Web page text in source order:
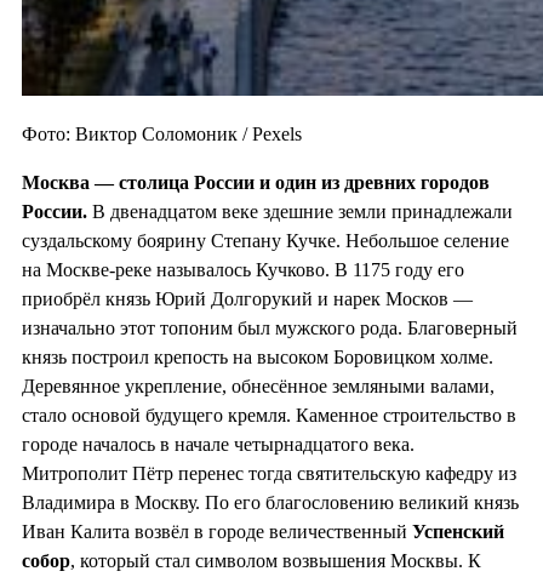
Фото: Виктор Соломоник / Pexels
Москва — столица России и один из древних городов
России. В двенадцатом веке здешние земли принадлежали
суздальскому боярину Степану Кучке. Небольшое селение
на Москве-реке называлось Кучково. В 1175 году его
приобрёл князь Юрий Долгорукий и нарек Москов —
изначально этот топоним был мужского рода. Благоверный
князь построил крепость на высоком Боровицком холме.
Деревянное укрепление, обнесённое земляными валами,
стало основой будущего кремля. Каменное строительство в
городе началось в начале четырнадцатого века.
Митрополит Пётр перенес тогда святительскую кафедру из
Владимира в Москву. По его благословению великий князь
Иван Калита возвёл в городе величественный Успенский
собор, который стал символом возвышения Москвы. К